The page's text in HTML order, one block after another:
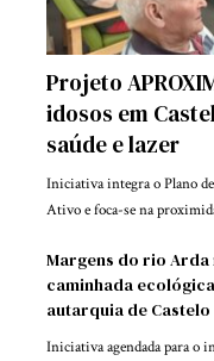
Projeto
idosos em
saúde e lazer
Iniciativa integra o Plano
Ativo e foca-se na
Margens do rio
caminhada
autarquia de Castelo
Iniciativa agendada para o